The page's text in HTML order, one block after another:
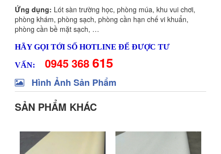
Ứng dụng: Lót sàn trường học, phòng múa, khu vui chơi,
phòng khám, phòng sạch, phòng cần hạn chế vi khuẩn,
phòng cần bề mặt sạch, …
HÃY GỌI TỚI SỐ HOTLINE ĐỂ ĐƯỢC TƯ
VẤN: 0945 368615
Hình Ảnh Sản Phẩm
SẢN PHẨM KHÁC